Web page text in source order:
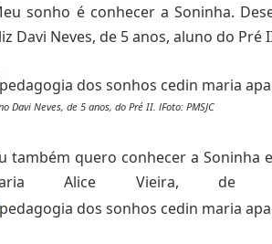
sonho é conhecer a Soninha.
Davi Neves, de 5 anos, aluno do Pré
Davi Neves, de 5 anos, do Pré II. lFoto: PMSJC
também quero conhecer a
Alice Vieira,